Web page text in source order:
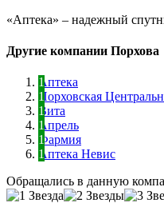
«Аптека» – надежный
Другие компании Порхова
Аптека
Порховская
Вита
Апрель
Фармия
Аптека Невис
Обращались в данную